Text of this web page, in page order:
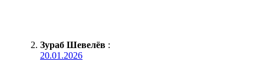
Зураб Шевелёв :
20.01.2026